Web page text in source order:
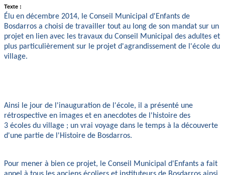
Texte :
Élu en décembre 2014, le Conseil Municipal d'Enfants de
Bosdarros a choisi de travailler tout au long de son mandat sur un
projet en lien avec les travaux du Conseil Municipal des adultes et
plus particulièrement sur le projet d'agrandissement de l'école du
village.
Ainsi le jour de l'inauguration de l'école, il a présenté une
rétrospective en images et en anecdotes de l'histoire des
3 écoles du village ; un vrai voyage dans le temps à la découverte
d'une partie de l'Histoire de Bosdarros.
Pour mener à bien ce projet, le Conseil Municipal d'Enfants a fait